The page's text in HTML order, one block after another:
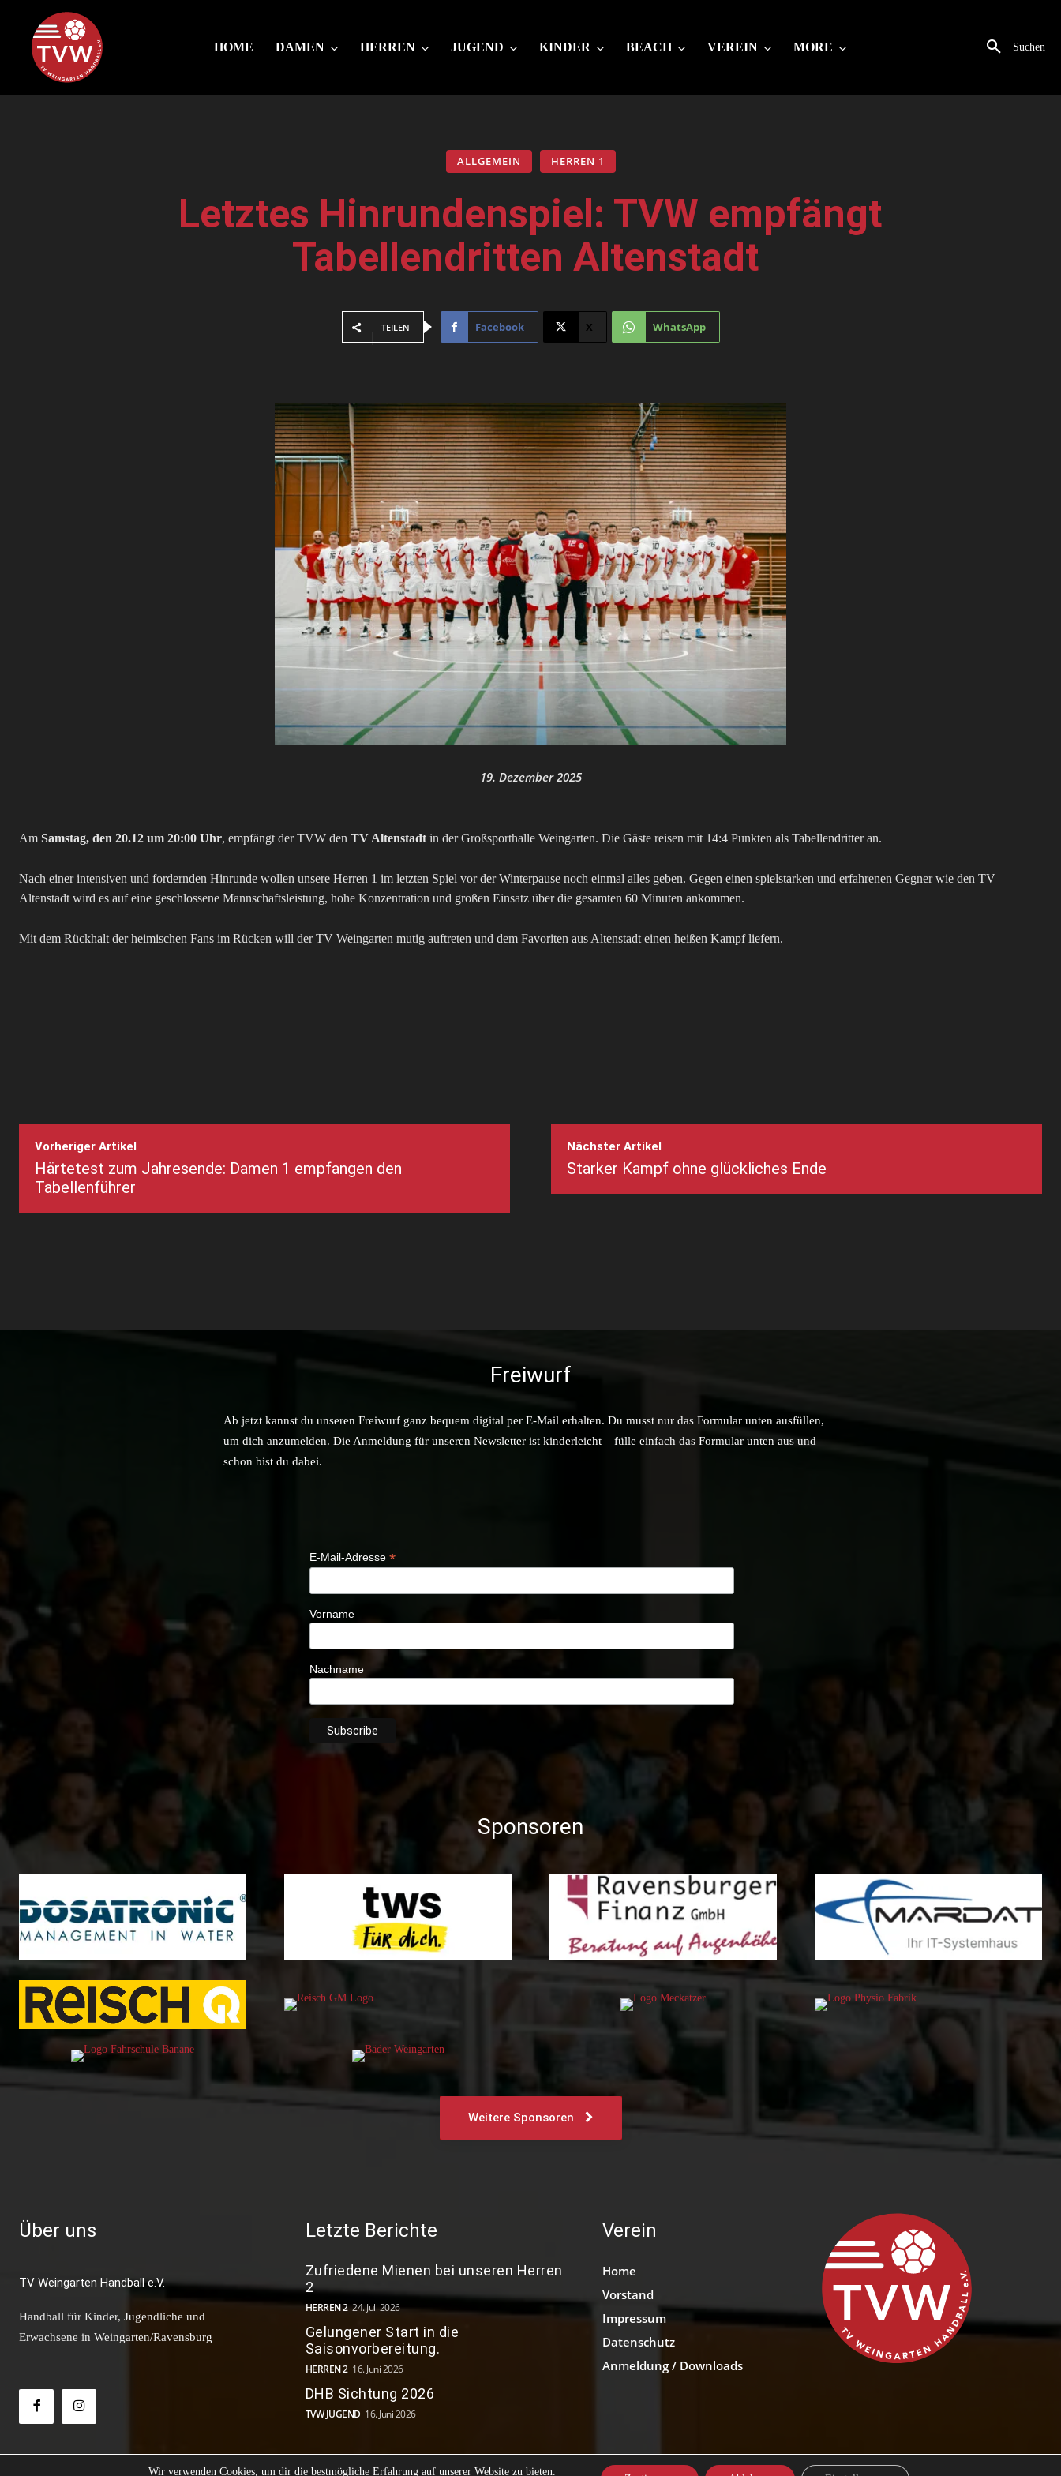
HOME DAMEN HERREN JUGEND KINDER BEACH VEREIN MORE Suchen
ALLGEMEIN HERREN 1
Letztes Hinrundenspiel: TVW empfängt
Tabellendritten Altenstadt
TEILEN Facebook X WhatsApp
19. Dezember 2025
Am Samstag, den 20.12 um 20:00 Uhr, empfängt der TVW den TV Altenstadtin der Großsporthalle Weingarten. Die Gäste reisen mit 14:4 Punkten als Tabellendritter an.
Nach einer intensiven und fordernden Hinrunde wollen unsere Herren 1 im letzten Spiel vor der Winterpause noch einmal alles geben. Gegen einen spielstarken und erfahrenen Gegner wie den TV
Altenstadt wird es auf eine geschlossene Mannschaftsleistung, hohe Konzentration und großen Einsatz über die gesamten 60 Minuten ankommen.
Mit dem Rückhalt der heimischen Fans im Rücken will der TV Weingarten mutig auftreten und dem Favoriten aus Altenstadt einen heißen Kampf liefern.
Vorheriger Artikel
Härtetest zum Jahresende: Damen 1 empfangen den
Tabellenführer
Nächster Artikel
Starker Kampf ohne glückliches Ende
Freiwurf
Ab jetzt kannst du unseren Freiwurf ganz bequem digital per E-Mail erhalten. Du musst nur das Formular unten ausfüllen,
um dich anzumelden. Die Anmeldung für unseren Newsletter ist kinderleicht – fülle einfach das Formular unten aus und
schon bist du dabei.
E-Mail-Adresse *
Vorname
Nachname
Sponsoren
Weitere Sponsoren
Über uns
TV Weingarten Handball e.V.
Handball für Kinder, Jugendliche und
Erwachsene in Weingarten/Ravensburg
Letzte Berichte
Zufriedene Mienen bei unseren Herren
2
HERREN 2 24. Juli 2026
Gelungener Start in die
Saisonvorbereitung.
HERREN 2 16. Juni 2026
DHB Sichtung 2026
TVW JUGEND 16. Juni 2026
Verein
Home
Vorstand
Impressum
Datenschutz
Anmeldung / Downloads
Wir verwenden Cookies, um dir die bestmögliche Erfahrung auf unserer Website zu bieten.